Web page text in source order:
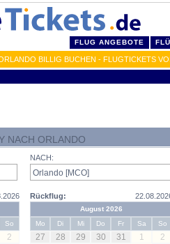
FLUG ANGEBOTE
BILLIG BUCHEN - FLUGTICKETS
NACH ORLANDO
So
2
NACH:
Rückflug:
August 2026
Mo
Di Mi Do Fr Sa So
27 28 29 30 31 1
2